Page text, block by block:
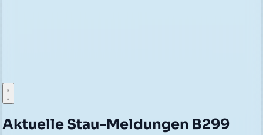
Aktuelle Stau-Meldungen B299